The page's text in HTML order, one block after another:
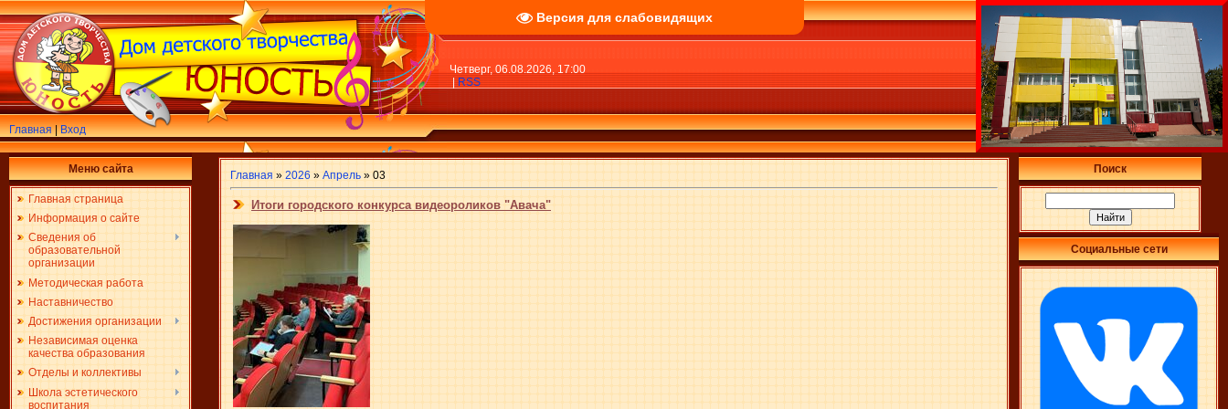
Версия для слабовидящих
Главная|Вход
Четверг, 06.08.2026, 17:00
|RSS
Меню сайта
Главная страница
Информация о сайте
Сведения об
образовательной
организации
Методическая работа
Наставничество
Достижения организации
Независимая оценка
качества образования
Отделы и коллективы
Школа эстетического
воспитания
Главная » 2026 » Апрель » 03
Итоги городского конкурса видеороликов "Авача"
Поиск
Социальные сети